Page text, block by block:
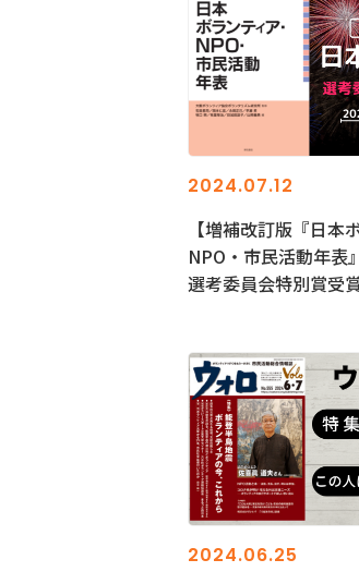
2024.07.12
【増補改訂版『日本
NPO・市民活動年表
選考委員会特別賞受
2024.06.25